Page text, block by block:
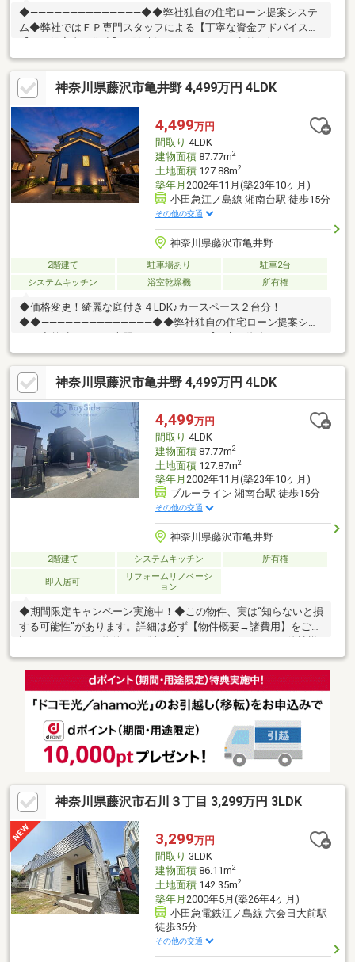
◆――――――――――――――◆◆弊社独自の住宅ローン提案システ
ム◆弊社ではＦＰ専門スタッフによる【丁寧な資金アドバイス】
客様が多い【定年時の住宅ローン残高】【住宅購入者だけが加入
できる無料の生命保険】【１３年間もらえる、国からの特別ボー
ナス】これから多くなる【教育費】住宅を買った後から始まる
【住宅ローン返済】６５歳以上から必要になる【老後の費用負
担】住宅探しの【このタイミング】で不安な部分を明確にしてい
きませんか？？◆――――――――――――――◆
神奈川県藤沢市亀井野 4,499万円 4LDK
4,499万円
間取り 4LDK
建物面積87.77m2
土地面積127.88m2
築年月 2002年11月(築23年10ヶ月)
小田急江ノ島線 湘南台駅 徒歩15分
その他の交通
神奈川県藤沢市亀井野
2階建て 駐車場あり
駐車2台
システムキッチン
浴室乾燥機 所有権
◆価格変更！綺麗な庭付き４LDK♪カースペース２台分！
◆◆――――――――――――――◆◆弊社独自の住宅ローン提案シス
テム◆弊社ではＦＰ専門スタッフによる【丁寧な資金アドバイ
ス】【ＦＰ提案書の作成】を随時行っております。意外に知らな
いお客様が多い【定年時の住宅ローン残高】【住宅購入者だけが
加入できる無料の生命保険】【１３年間もらえる、国からの特別
ボーナス】これから多くなる【教育費】住宅を買った後から始ま
る【住宅ローン返済】６５歳以上から必要になる【老後の費用負
担】住宅探しの【このタイミング】で不安な部分を明確にしてい
きませんか？？◆――――――――――――――◆
神奈川県藤沢市亀井野 4,499万円 4LDK
4,499万円
間取り 4LDK
建物面積87.77m2
土地面積127.87m2
築年月 2002年11月(築23年10ヶ月)
ブルーライン 湘南台駅 徒歩15分
その他の交通
神奈川県藤沢市亀井野
2階建て システムキッチン 所有権
即入居可
リフォームリノベーシ
ョン
◆期間限定キャンペーン実施中！◆この物件、実は“知らないと損
する可能性”があります。詳細は必ず【物件概要→諸費用】をご確
と比較した際に「え、こんなに違うの？」というケースも多く、
見落とし注意です。当社はSUUMO掲載物件はもちろん、他社掲
載物件もご紹介可能。気になる物件があればURLをお送りくださ
い、同様の条件でご案内できるかすぐお調べします。LINE・オン
ださい。
神奈川県藤沢市石川３丁目 3,299万円 3LDK
3,299万円
間取り 3LDK
建物面積86.11m2
土地面積142.35m2
築年月 2000年5月(築26年4ヶ月)
小田急電鉄江ノ島線 六会日大前駅
徒歩35分
その他の交通